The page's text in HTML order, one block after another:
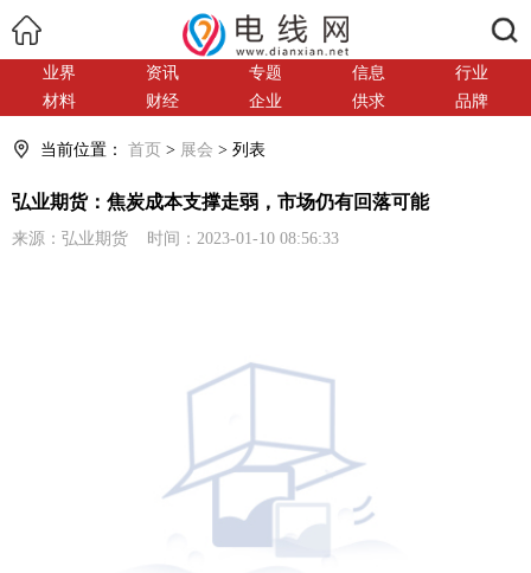
业界 资讯 专题 信息
行业
材料
财经 企业 供求 品牌
当前位置： 首页 > 展会 > 列表
弘业期货：焦炭成本支撑走弱，市场仍有回落可能
来源：弘业期货 时间：2023-01-10 08:56:33